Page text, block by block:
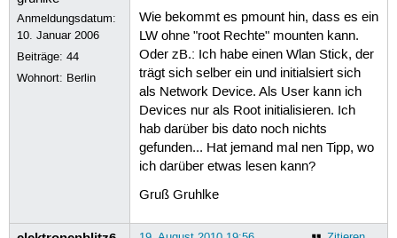
floppy_mount="`mount -l | egrep  -
notify-send -i $LOGO "$TITLE"
else
notify-send -i $LOGO "$TITLE"
fi
exit
Anmeldungsdatum:
10. Januar 2006
Beiträge:44
Wohnort: Berlin
Wie bekommt es pmount hin, dass es ein
LW ohne "root Rechte" mounten kann.
Oder zB.: Ich habe einen Wlan Stick, der
trägt sich selber ein und initialsiert sich
als Network Device. Als User kann ich
Devices nur als Root initialisieren. Ich
hab darüber bis dato noch nichts
gefunden... Hat jemand mal nen Tipp, wo
ich darüber etwas lesen kann?
Gruß Gruhlke